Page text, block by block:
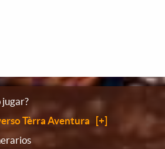
jugar?
Tèrra Aventura